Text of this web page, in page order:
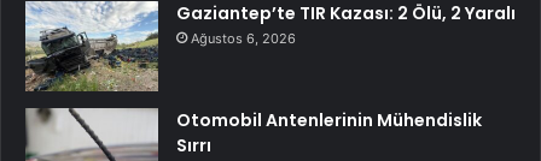
Gaziantep’te TIR Kazası: 2 Ölü, 2 Yaralı
Ağustos 6, 2026
Otomobil Antenlerinin Mühendislik
Sırrı